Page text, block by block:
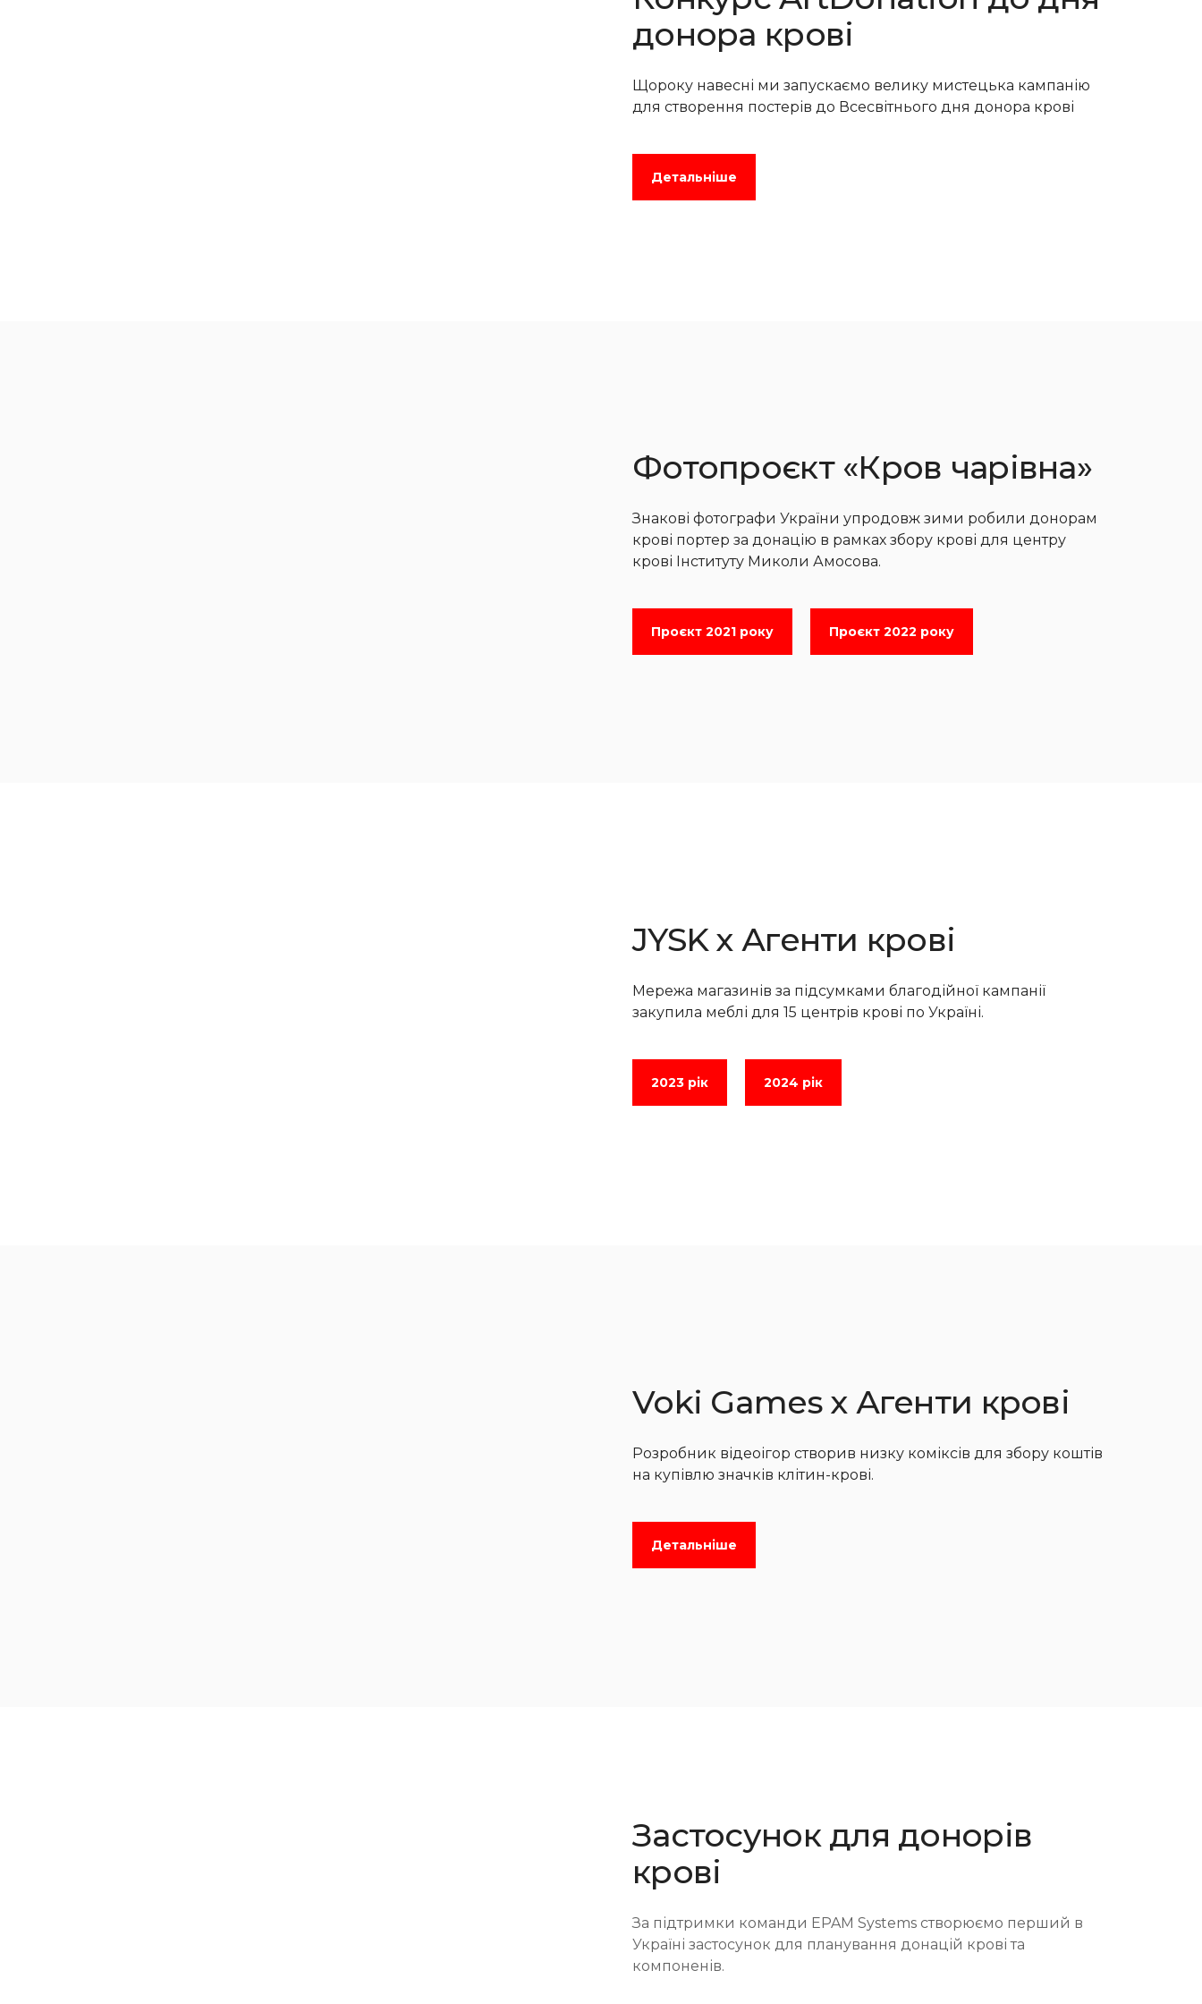
донора крові
Щороку навесні ми запускаємо велику мистецька кампанію
для створення постерів до Всесвітнього дня донора крові
Детальніше
Фотопроєкт «Кров чарівна»
Знакові фотографи України упродовж зими робили донорам
крові портер за донацію в рамках збору крові для центру
крові Інституту Миколи Амосова.
Проєкт 2021 року Проєкт 2022 року
JYSK х Агенти крові
Мережа магазинів за підсумками благодійної кампанії
закупила меблі для 15 центрів крові по Україні.
2023 рік 2024 рік
Voki Games х Агенти крові
Розробник відеоігор створив низку коміксів для збору коштів
на купівлю значків клітин-крові.
Детальніше
Застосунок для донорів
крові
За підтримки команди EPAM Systems створюємо перший в
Україні застосунок для планування донацій крові та
компоненів.